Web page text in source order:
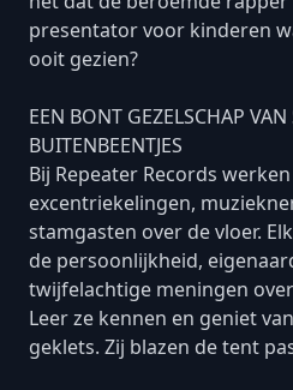
presentator voor kinderen
ooit gezien?
EEN BONT GEZELSCHAP
BUITENBEENTJES
Bij Repeater Records
excentriekelingen,
stamgasten over de vloer.
de persoonlijkheid,
twijfelachtige meningen
Leer ze kennen en geniet
geklets. Zij blazen de tent